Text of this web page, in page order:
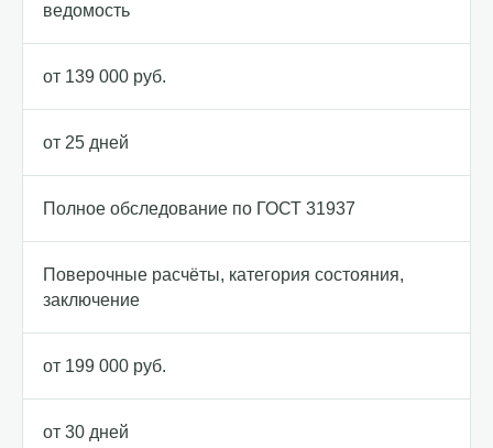
ведомость
от 139 000 руб.
от 25 дней
Полное обследование по ГОСТ 31937
Поверочные расчёты, категория состояния,
заключение
от 199 000 руб.
от 30 дней